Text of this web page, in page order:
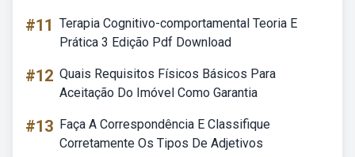
#11 Terapia Cognitivo-comportamental Teoria E
Prática 3 Edição Pdf Download
#12 Quais Requisitos Físicos Básicos Para
Aceitação Do Imóvel Como Garantia
#13 Faça A Correspondência E Classifique
Corretamente Os Tipos De Adjetivos